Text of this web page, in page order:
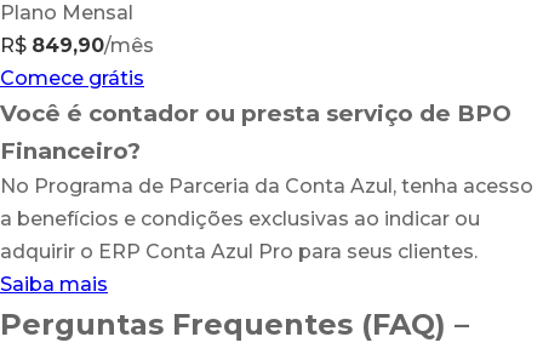
Plano Mensal
R$ 849,90/mês
Comece grátis
Você é contador ou presta serviço de BPO
Financeiro?
No Programa de Parceria da Conta Azul, tenha acesso
a benefícios e condições exclusivas ao indicar ou
adquirir o ERP Conta Azul Pro para seus clientes.
Saiba mais
Perguntas Frequentes (FAQ) –